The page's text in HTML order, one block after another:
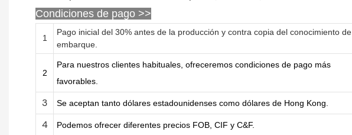
Condiciones de pago >>
1
Pago inicial del 30% antes de la producción y contra copia del conocimiento de
embarque.
2
Para nuestros clientes habituales, ofreceremos condiciones de pago más
favorables.
3 Se aceptan tanto dólares estadounidenses como dólares de Hong Kong.
4 Podemos ofrecer diferentes precios FOB, CIF y C&F.